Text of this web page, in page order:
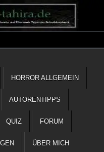
HORROR ALLGEMEIN
AUTORENTIPPS
QUIZ FORUM
ÜBER MICH